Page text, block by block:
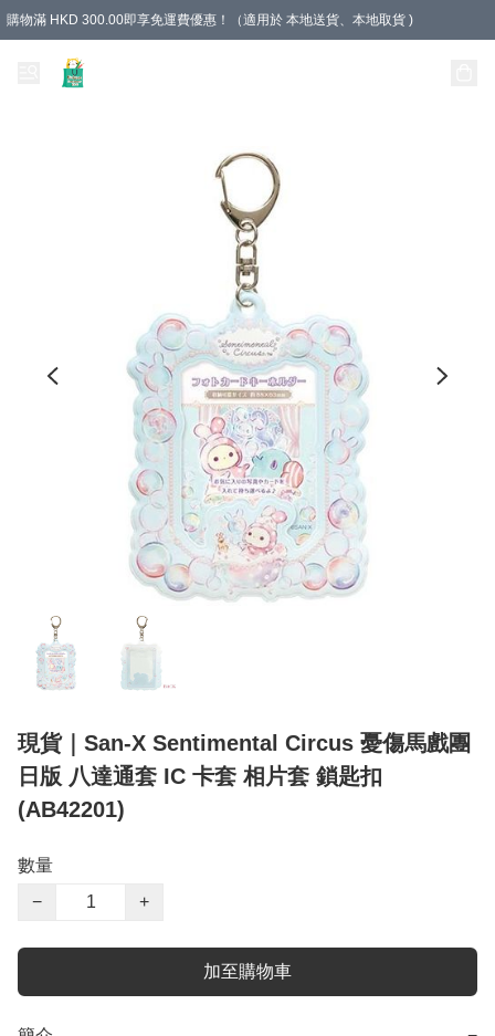
購物滿 HKD 300.00即享免運費優惠！（適用於 本地送貨、本地取貨 )
現貨｜San-X Sentimental Circus 憂傷馬戲團
日版 八達通套 IC 卡套 相片套 鎖匙扣
(AB42201)
數量
−
+
加至購物車